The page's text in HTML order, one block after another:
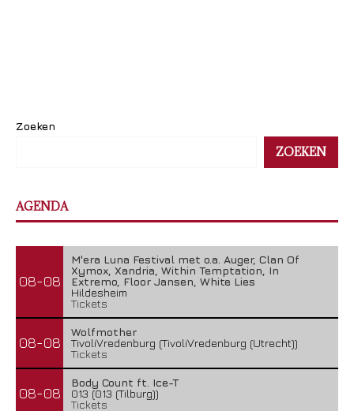
Zoeken
ZOEKEN
AGENDA
08-08
M'era Luna Festival met o.a. Auger, Clan Of
Xymox, Xandria, Within Temptation, In
Extremo, Floor Jansen, White Lies
Hildesheim
Tickets
08-08
Wolfmother
TivoliVredenburg (TivoliVredenburg (Utrecht))
Tickets
08-08
Body Count ft. Ice-T
013 (013 (Tilburg))
Tickets